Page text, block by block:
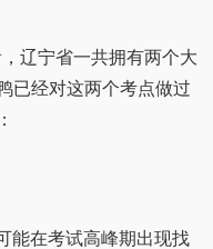
辽宁省一共拥有两个大
已经对这两个考点做过
能在考试高峰期出现找